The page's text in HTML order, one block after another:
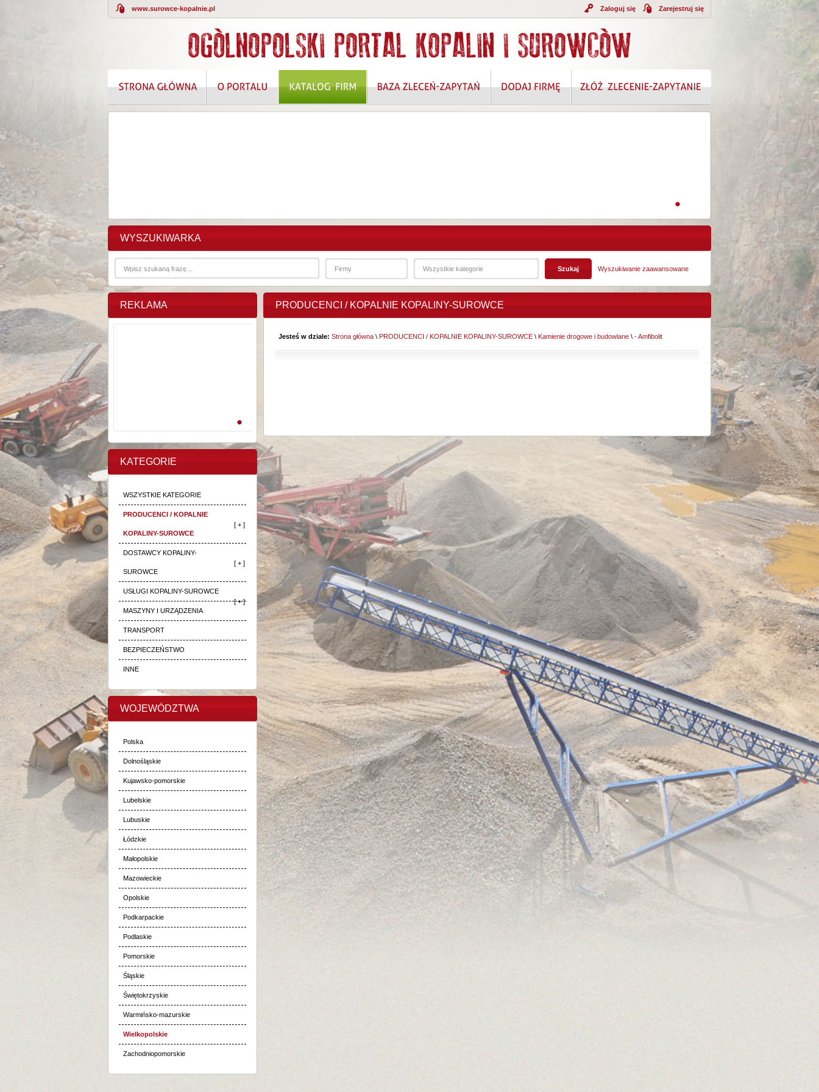
www.surowce-kopalnie.pl Zarejestruj się
Zaloguj się
WYSZUKIWARKA
Wyszukiwanie zaawansowane
REKLAMA
KATEGORIE
WSZYSTKIE KATEGORIE
PRODUCENCI / KOPALNIE
KOPALINY-SUROWCE
[ + ]
DOSTAWCY KOPALINY-
SUROWCE
[ + ]
USŁUGI KOPALINY-SUROWCE
[ + ]
MASZYNY I URZĄDZENIA
TRANSPORT
BEZPIECZEŃSTWO
INNE
WOJEWÓDZTWA
Polska
Dolnośląskie
Kujawsko-pomorskie
Lubelskie
Lubuskie
Łódzkie
Małopolskie
Mazowieckie
Opolskie
Podkarpackie
Podlaskie
Pomorskie
Śląskie
Świętokrzyskie
Warmińsko-mazurskie
Wielkopolskie
Zachodniopomorskie
PRODUCENCI / KOPALNIE KOPALINY-SUROWCE
Jesteś w dziale: Strona główna \ PRODUCENCI / KOPALNIE KOPALINY-SUROWCE \ Kamienie drogowe i budowlane \ - Amfibolit